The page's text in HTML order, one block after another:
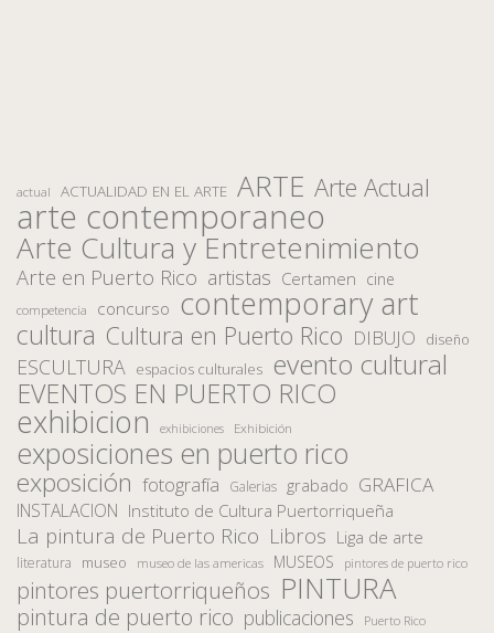
actual ACTUALIDAD EN EL ARTE ARTE Arte Actual
arte contemporaneo
Arte Cultura y Entretenimiento
Arte en Puerto Rico artistas Certamen cine
competencia concurso contemporary art
cultura Cultura en Puerto Rico DIBUJO diseño
ESCULTURA espacios culturales evento cultural
EVENTOS EN PUERTO RICO
exhibicion exhibiciones Exhibición
exposiciones en puerto rico
exposición fotografía Galerias grabado GRAFICA
INSTALACION Instituto de Cultura Puertorriqueña
La pintura de Puerto Rico Libros Liga de arte
literatura museo museo de las americas MUSEOS pintores de puerto rico
pintores puertorriqueños PINTURA
pintura de puerto rico publicaciones Puerto Rico